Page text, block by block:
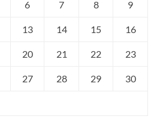
6 7 8 9
13 14 15 16
20 21 22 23
27 28 29 30